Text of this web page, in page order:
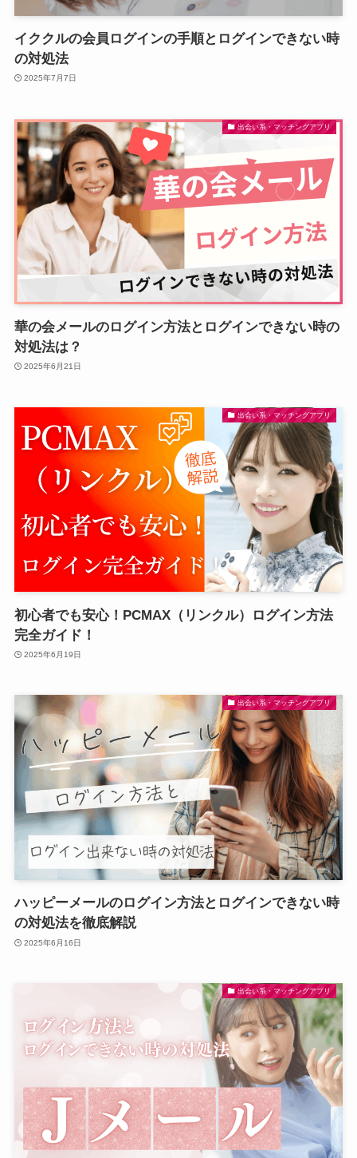
イククルの会員ログインの手順とログインできない時
の対処法
2025年7月7日
出会い系・マッチングアプリ
華の会メールのログイン方法とログインできない時の
対処法は？
2025年6月21日
出会い系・マッチングアプリ
初心者でも安心！PCMAX（リンクル）ログイン方法
完全ガイド！
2025年6月19日
出会い系・マッチングアプリ
ハッピーメールのログイン方法とログインできない時
の対処法を徹底解説
2025年6月16日
出会い系・マッチングアプリ